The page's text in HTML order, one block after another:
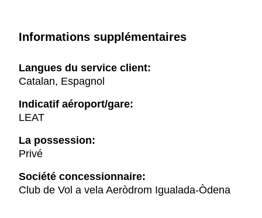
Informations supplémentaires
Langues du service client:
Catalan, Espagnol
Indicatif aéroport/gare:
LEAT
La possession:
Privé
Société concessionnaire:
Club de Vol a vela Aeròdrom Igualada-Òdena